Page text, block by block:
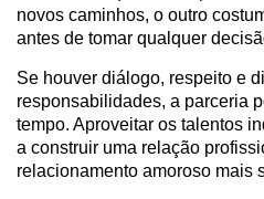
novos caminhos, o outro
antes de tomar qualquer
Se houver diálogo, respeito e
responsabilidades, a parceria
tempo. Aproveitar os talentos
a construir uma relação
relacionamento amoroso mais